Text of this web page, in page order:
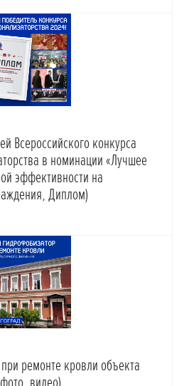
Всероссийского конкурса
в номинации «Лучшее
эффективности на
Диплом)
ремонте кровли объекта